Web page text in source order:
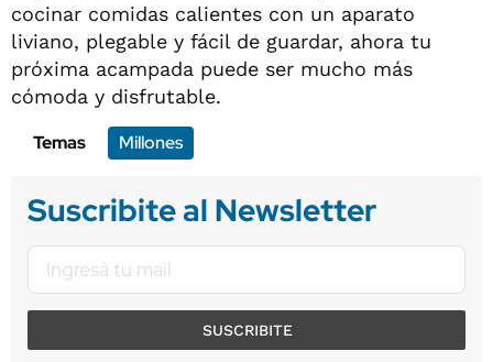
cocinar comidas calientes con un aparato
liviano, plegable y fácil de guardar, ahora tu
próxima acampada puede ser mucho más
cómoda y disfrutable.
Temas
Millones
Suscribite al Newsletter
SUSCRIBITE